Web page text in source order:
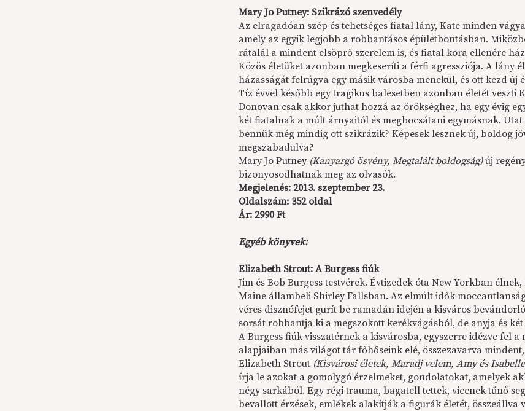
Mary Jo Putney: Szikrázó szenvedély
Az elragadóan szép és tehetséges fiatal lány, Kate minden
amely az egyik legjobb a robbantásos épületbontásban.
rátalál a mindent elsöprő szerelem is, és fiatal kora ellenére
Közös életüket azonban megkeseríti a férfi agressziója. A lány
házasságát felrúgva egy másik városba menekül, és ott kezd új
Tíz évvel később egy tragikus balesetben azonban életét veszti
Donovan csak akkor juthat hozzá az örökséghez, ha egy évig
két fiatalnak a múlt árnyaitól és megbocsátani egymásnak.
bennük még mindig ott szikrázik? Képesek lesznek új, boldog
megszabadulva?
Mary Jo Putney (Kanyargó ösvény, Megtalált boldogság)új
bizonyosodhatnak meg az olvasók.
Megjelenés: 2013. szeptember 23.
Oldalszám: 352 oldal
Ár: 2990 Ft
Egyéb könyvek:
Elizabeth Strout: A Burgess fiúk
Jim és Bob Burgess testvérek. Évtizedek óta New Yorkban
Maine állambeli Shirley Fallsban. Az elmúlt idők
véres disznófejet gurít be ramadán idején a kisváros
sorsát robbantja ki a megszokott kerékvágásból, de anyja és
A Burgess fiúk visszatérnek a kisvárosba, egyszerre idézve fel
alapjaiban más világot tár főhőseink elé, összezavarva
Elizabeth Strout (Kisvárosi életek, Maradj velem, Amy és
írja le azokat a gomolygó érzelmeket, gondolatokat, amelyek
négy sarkából. Egy régi trauma, bagatell tettek, viccnek tűnő
bevallott érzések, emlékek alakítják a figurák életét,